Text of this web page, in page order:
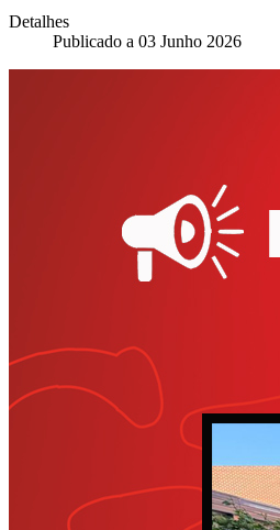
Detalhes
Publicado a 03 Junho 2026